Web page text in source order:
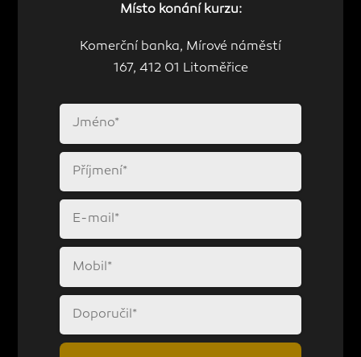
Místo konání kurzu:
Komerční banka, Mírové náměstí
167, 412 01 Litoměřice